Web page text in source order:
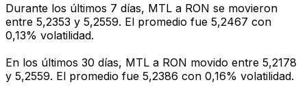
Durante los últimos 7 días, MTL a RON se movieron
entre 5,2353 y 5,2559. El promedio fue 5,2467 con
0,13% volatilidad.
En los últimos 30 días, MTL a RON movido entre 5,2178
y 5,2559. El promedio fue 5,2386 con 0,16% volatilidad.